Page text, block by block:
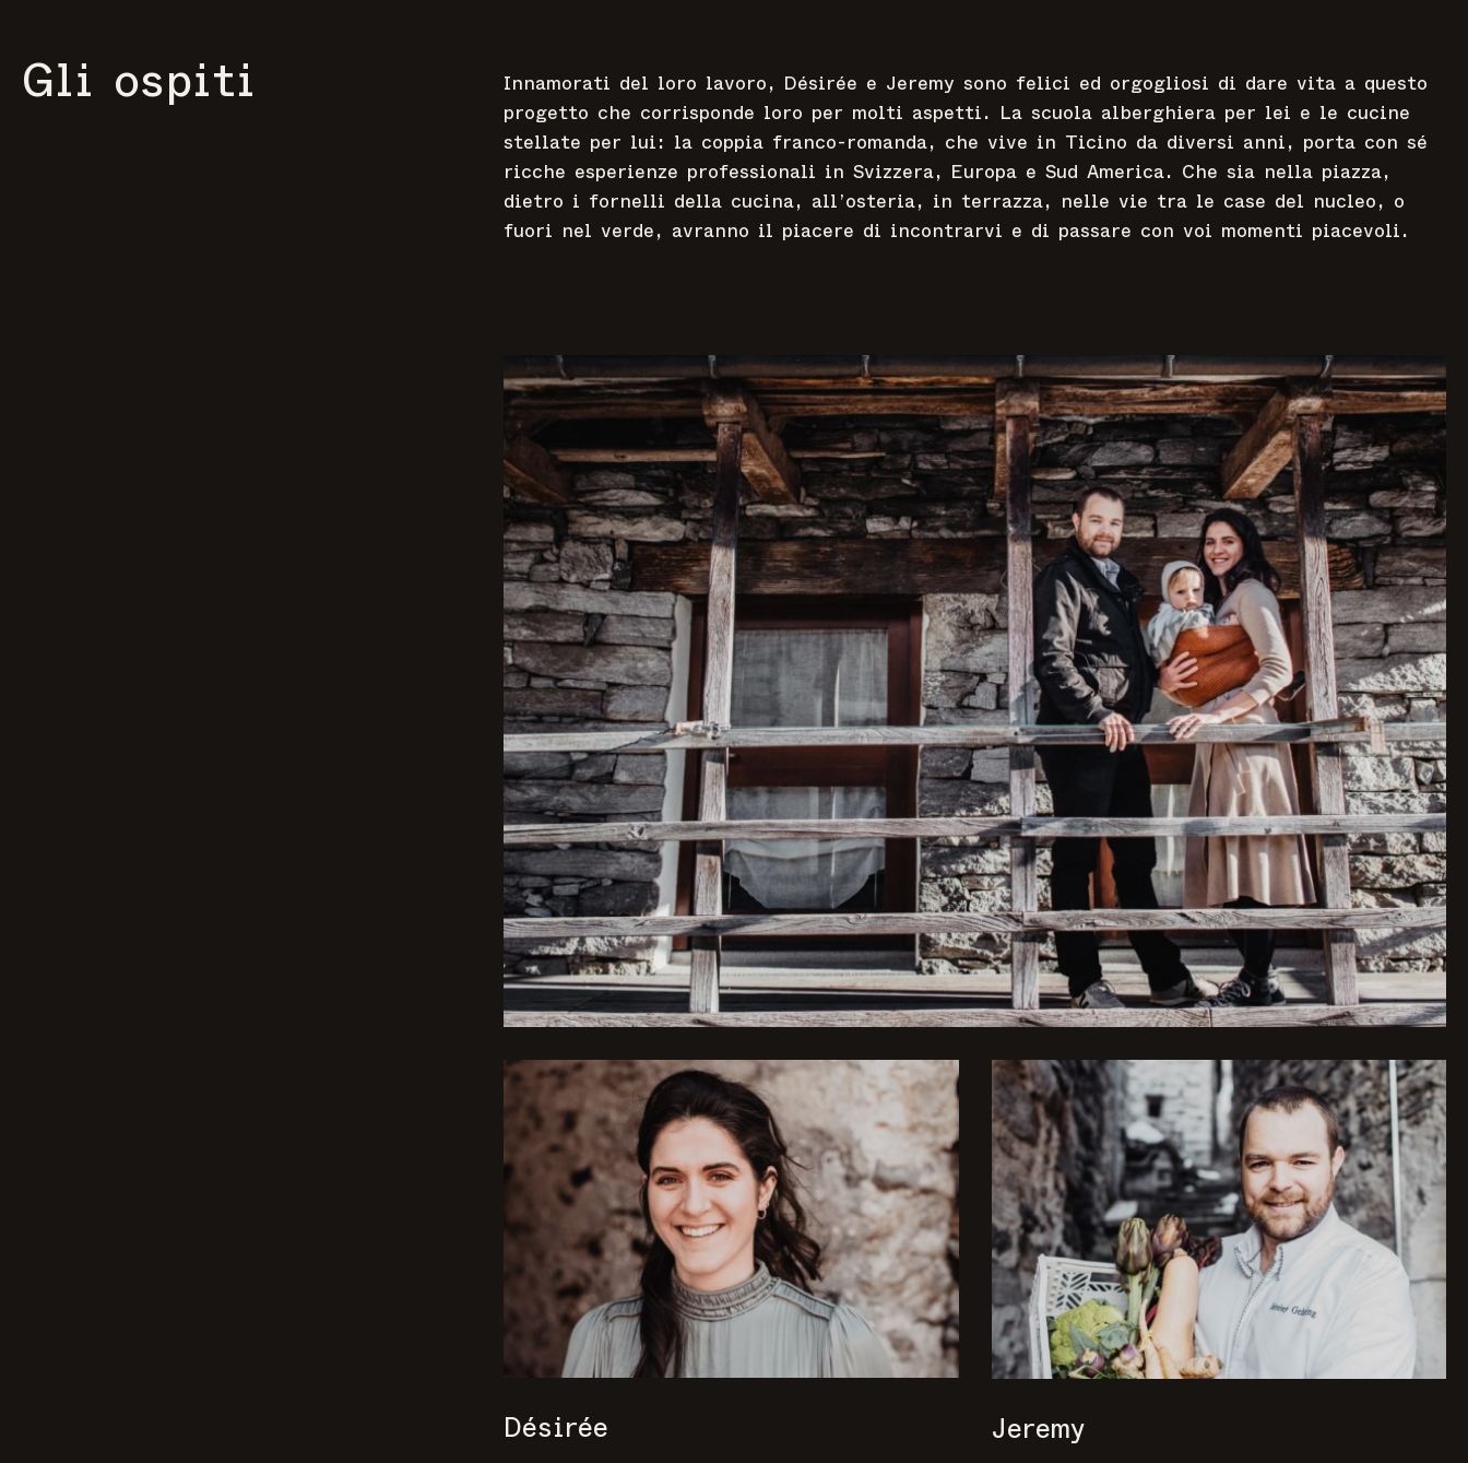
Gli ospiti
Innamorati del loro lavoro, Désirée e Jeremy sono felici ed orgogliosi di dare vita a questo
progetto che corrisponde loro per molti aspetti. La scuola alberghiera per lei e le cucine
stellate per lui: la coppia franco-romanda, che vive in Ticino da diversi anni, porta con sé
ricche esperienze professionali in Svizzera, Europa e Sud America. Che sia nella piazza,
dietro i fornelli della cucina, all’osteria, in terrazza, nelle vie tra le case del nucleo, o
fuori nel verde, avranno il piacere di incontrarvi e di passare con voi momenti piacevoli.
Désirée Jeremy